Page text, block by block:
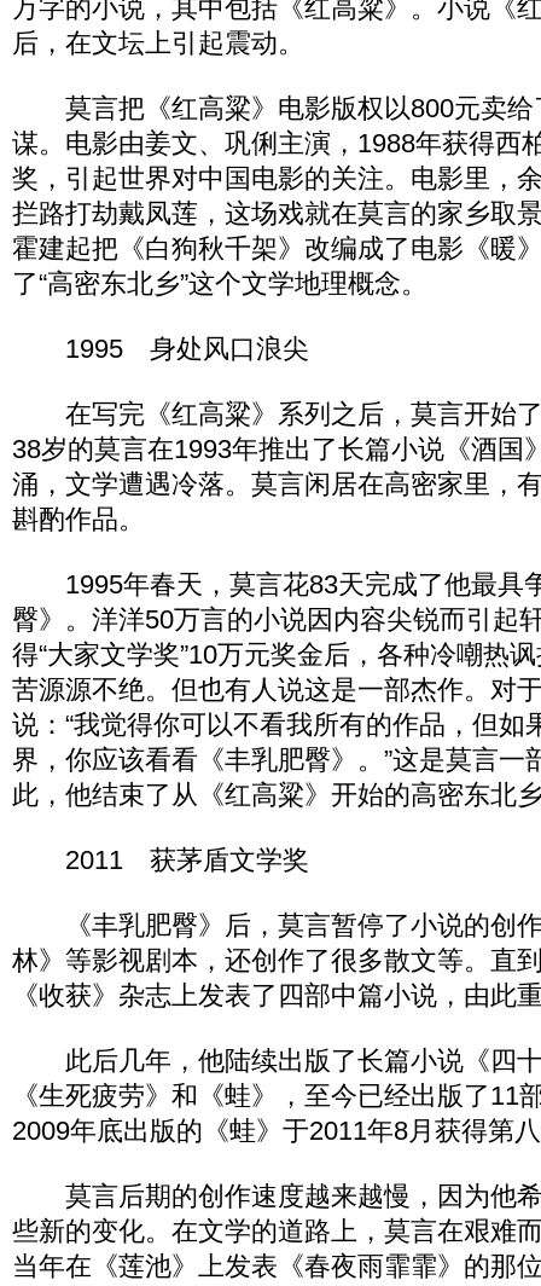
万字的小说，其中包括《红高粱》。小说《
后，在文坛上引起震动。
莫言把《红高粱》电影版权以800元卖给
谋。电影由姜文、巩俐主演，1988年获得西
奖，引起世界对中国电影的关注。电影里，
拦路打劫戴凤莲，这场戏就在莫言的家乡取
霍建起把《白狗秋千架》改编成了电影《暖
了“高密东北乡”这个文学地理概念。
1995 身处风口浪尖
在写完《红高粱》系列之后，莫言开始
38岁的莫言在1993年推出了长篇小说《酒国
涌，文学遭遇冷落。莫言闲居在高密家里，
斟酌作品。
1995年春天，莫言花83天完成了他最具
臀》。洋洋50万言的小说因内容尖锐而引起
得“大家文学奖”10万元奖金后，各种冷嘲热
苦源源不绝。但也有人说这是一部杰作。对
说：“我觉得你可以不看我所有的作品，但如
界，你应该看看《丰乳肥臀》。”这是莫言一
此，他结束了从《红高粱》开始的高密东北
2011 获茅盾文学奖
《丰乳肥臀》后，莫言暂停了小说的创
林》等影视剧本，还创作了很多散文等。直
《收获》杂志上发表了四部中篇小说，由此
此后几年，他陆续出版了长篇小说《四
《生死疲劳》和《蛙》，至今已经出版了11
2009年底出版的《蛙》于2011年8月获得第
莫言后期的创作速度越来越慢，因为他
些新的变化。在文学的道路上，莫言在艰难
当年在《莲池》上发表《春夜雨霏霏》的那